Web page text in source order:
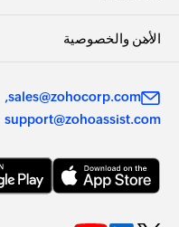
الأمن والخصوصية
sales@zohocorp.com
support@zohoassist.com